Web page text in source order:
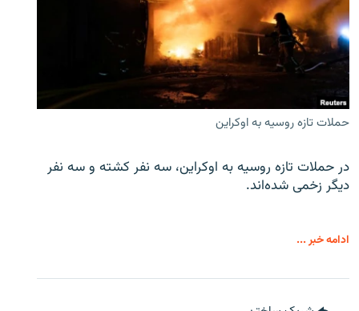
حملات تازه روسیه به اوکراین
در حملات تازه روسیه به اوکراین، سه نفر کشته و سه نفر
دیگر زخمی شده‌اند.
ادامه خبر ...